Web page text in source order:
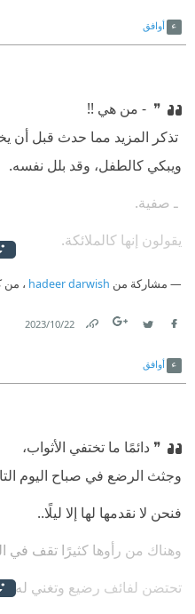
أوافق
❞ ‫ - من هي !!
تذكر المزيد مما حدث قبل أن
ويبكي كالطفل، وقد بلل نفسه.
‫ ـ صفية.
يقولون إنها كالملائكة.
يقولون إنها كانت أجمل نساء
الأغبياء. لم يروا عينيها ..
مشاركة من hadeer darwish ، من
22‏/10‏/2023
أوافق
❞ دائمًا ما تختفي الأثواب،
وجثث الرضع في صباح اليوم
فنحن لا نقدمها لها إلا ليلًا..
وهناك من رأوها كثيرًا تقف في
تحتضن لفائف رضيع وتغني له. ❝